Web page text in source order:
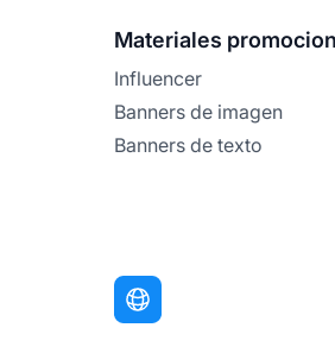
Materiales
Influencer
Banners de imagen
Banners de texto